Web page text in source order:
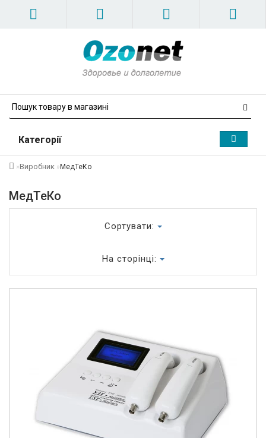
Категорії
Виробник МедТеКо
МедТеКо
Сортувати:
На сторінці: